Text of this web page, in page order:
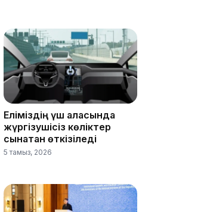
Еліміздің үш қаласында
жүргізушісіз көліктер
сынақтан өткізіледі
5 тамыз, 2026